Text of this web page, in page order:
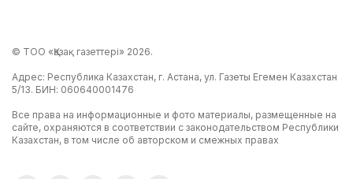
© ТОО «Қазақ газеттері» 2026.
Адрес: Республика Казахстан, г. Астана, ул. Газеты Егемен Казахстан
5/13. БИН: 060640001476
Все права на информационные и фото материалы, размещенные на
сайте, охраняются в соответствии с законодательством Республики
Казахстан, в том числе об авторском и смежных правах